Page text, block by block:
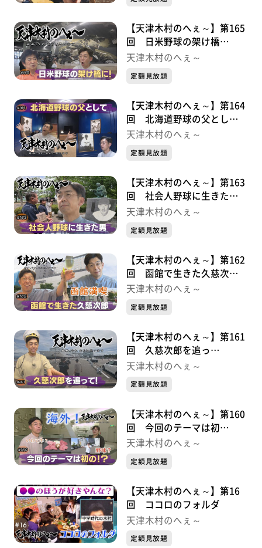
【天津木村のへぇ～】第165
回 日米野球の架け橋
に！・・・・・久慈次郎シリ
天津木村のへぇ～
定額見放題
【天津木村のへぇ～】第164
回 北海道野球の父とし
て・・・・・久慈次郎シリー
天津木村のへぇ～
定額見放題
【天津木村のへぇ～】第163
回 社会人野球に生きた
男・・・・・久慈次郎シリー
天津木村のへぇ～
定額見放題
【天津木村のへぇ～】第162
回 函館で生きた久慈次
郎・・・・・久慈次郎シリー
天津木村のへぇ～
定額見放題
【天津木村のへぇ～】第161
回 久慈次郎を追っ
て・・・・・久慈次郎シリー
天津木村のへぇ～
定額見放題
【天津木村のへぇ～】第160
回 今回のテーマは初
の！？・・・・・久慈次郎シ
天津木村のへぇ～
定額見放題
【天津木村のへぇ～】第16
回 ココロのフォルダ
天津木村のへぇ～
定額見放題